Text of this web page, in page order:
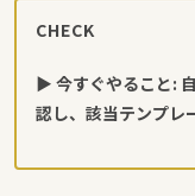
CHECK
▶ 今すぐやること:
認し、該当テンプレ